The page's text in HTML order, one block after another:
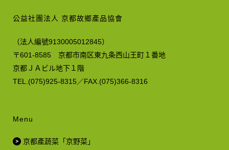
公益社團法人 京都故鄉產品協會
（法人編號9130005012845）
〒601-8585 京都市南区東九条西山王町１番地
京都ＪＡビル地下１階
TEL.(075)925-8315／FAX.(075)366-8316
Menu
京都產蔬菜「京野菜」